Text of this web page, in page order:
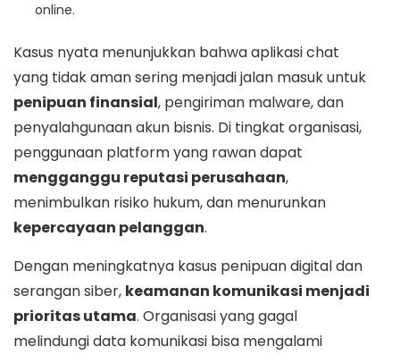
online.
Kasus nyata menunjukkan bahwa aplikasi chat
yang tidak aman sering menjadi jalan masuk untuk
penipuan finansial, pengiriman malware, dan
penyalahgunaan akun bisnis. Di tingkat organisasi,
penggunaan platform yang rawan dapat
mengganggu reputasi perusahaan,
menimbulkan risiko hukum, dan menurunkan
kepercayaan pelanggan.
Dengan meningkatnya kasus penipuan digital dan
serangan siber, keamanan komunikasi menjadi
prioritas utama. Organisasi yang gagal
melindungi data komunikasi bisa mengalami